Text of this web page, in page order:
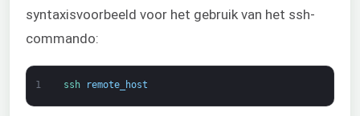
syntaxisvoorbeeld voor het gebruik van het ssh-
commando:
1 ssh remote_host